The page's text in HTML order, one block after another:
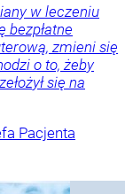
w leczeniu
bezpłatne
zmieni się
o to, żeby
się na
Pacjenta